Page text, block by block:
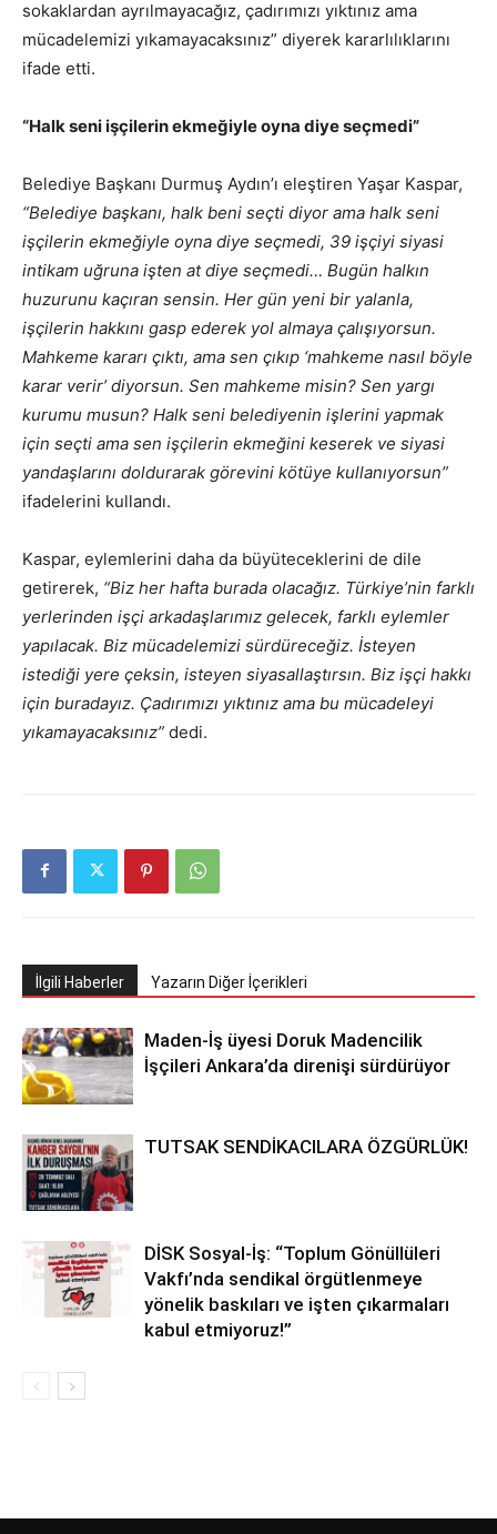
sokaklardan ayrılmayacağız, çadırımızı yıktınız ama
mücadelemizi yıkamayacaksınız” diyerek kararlılıklarını
ifade etti.
“Halk seni işçilerin ekmeğiyle oyna diye seçmedi”
Belediye Başkanı Durmuş Aydın’ı eleştiren Yaşar Kaspar,
“Belediye başkanı, halk beni seçti diyor ama halk seni
işçilerin ekmeğiyle oyna diye seçmedi, 39 işçiyi siyasi
intikam uğruna işten at diye seçmedi… Bugün halkın
huzurunu kaçıran sensin. Her gün yeni bir yalanla,
işçilerin hakkını gasp ederek yol almaya çalışıyorsun.
Mahkeme kararı çıktı, ama sen çıkıp ‘mahkeme nasıl böyle
karar verir’ diyorsun. Sen mahkeme misin? Sen yargı
kurumu musun? Halk seni belediyenin işlerini yapmak
için seçti ama sen işçilerin ekmeğini keserek ve siyasi
yandaşlarını doldurarak görevini kötüye kullanıyorsun”
ifadelerini kullandı.
Kaspar, eylemlerini daha da büyüteceklerini de dile
getirerek, “Biz her hafta burada olacağız. Türkiye’nin farklı
yerlerinden işçi arkadaşlarımız gelecek, farklı eylemler
yapılacak. Biz mücadelemizi sürdüreceğiz. İsteyen
istediği yere çeksin, isteyen siyasallaştırsın. Biz işçi hakkı
için buradayız. Çadırımızı yıktınız ama bu mücadeleyi
yıkamayacaksınız” dedi.
İlgili Haberler Yazarın Diğer İçerikleri
Maden-İş üyesi Doruk Madencilik
İşçileri Ankara’da direnişi sürdürüyor
TUTSAK SENDİKACILARA ÖZGÜRLÜK!
DİSK Sosyal-İş: “Toplum Gönüllüleri
Vakfı’nda sendikal örgütlenmeye
yönelik baskıları ve işten çıkarmaları
kabul etmiyoruz!”